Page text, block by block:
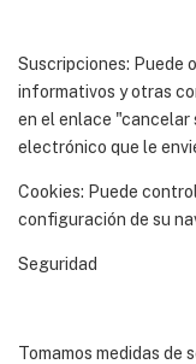
Suscripciones: Puede
informativos y otras
en el enlace "cancelar
electrónico que le
Cookies: Puede
configuración de su
Seguridad
Tomamos medidas de